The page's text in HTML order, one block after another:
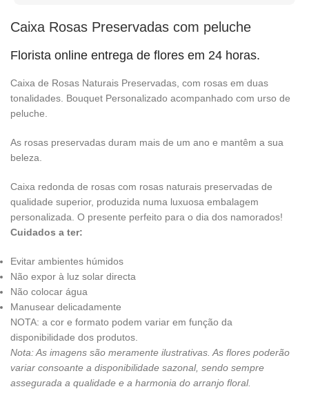
Caixa Rosas Preservadas com peluche
Florista online entrega de flores em 24 horas.
Caixa de Rosas Naturais Preservadas, com rosas em duas
tonalidades. Bouquet Personalizado acompanhado com urso de
peluche.
As rosas preservadas duram mais de um ano e mantêm a sua
beleza.
Caixa redonda de rosas com rosas naturais preservadas de
qualidade superior, produzida numa luxuosa embalagem
personalizada. O presente perfeito para o dia dos namorados!
Cuidados a ter:
Evitar ambientes húmidos
Não expor à luz solar directa
Não colocar água
Manusear delicadamente
NOTA: a cor e formato podem variar em função da
disponibilidade dos produtos.
Nota: As imagens são meramente ilustrativas. As flores poderão
variar consoante a disponibilidade sazonal, sendo sempre
assegurada a qualidade e a harmonia do arranjo floral.